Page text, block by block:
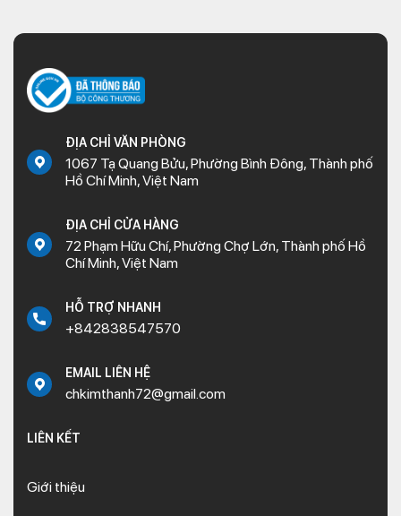
ĐỊA CHỈ VĂN PHÒNG
1067 Tạ Quang Bửu, Phường Bình Đông, Thành phố
Hồ Chí Minh, Việt Nam
ĐỊA CHỈ CỬA HÀNG
72 Phạm Hữu Chí, Phường Chợ Lớn, Thành phố Hồ
Chí Minh, Việt Nam
HỖ TRỢ NHANH
+842838547570
EMAIL LIÊN HỆ
chkimthanh72@gmail.com
LIÊN KẾT
Giới thiệu